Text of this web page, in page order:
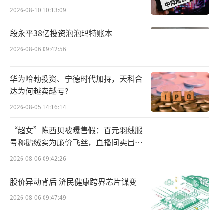
原本这部分股份的持有者为联合创业集
团，是“先锋系”的核心。2019年其网信平
台、P2P业务等出现兑付问题叠加原实控人去
崩离析。
而彼时财大气粗的买家指南针此前就已持
有先锋基金4.99%的股份。根据指南针公告，2
023年12月11日，指南针从海（厦门）企业管
理有限公司手中接手了这部分股权，已完成工
商变更。
也就是说，指南针以超过2.29亿元的代价
拿下了先锋基金。
2026-08-10 10:13:09
段永平38亿投资泡泡玛特账本
2026-08-06 09:42:56
华为哈勃投资、宁德时代加持，天科合
达为何越卖越亏？
2026-08-05 14:16:14
“超女”陈西贝被曝售假：百元羽绒服
号称鹅绒实为廉价飞丝，直播间卖出超
百万元
2026-08-06 09:42:26
股价异动背后 济民健康跨界芯片谋变
2026-08-06 09:47:49